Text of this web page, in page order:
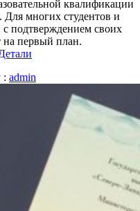
квалификации
Для многих студентов и
подтверждением своих
на первый план.
: admin